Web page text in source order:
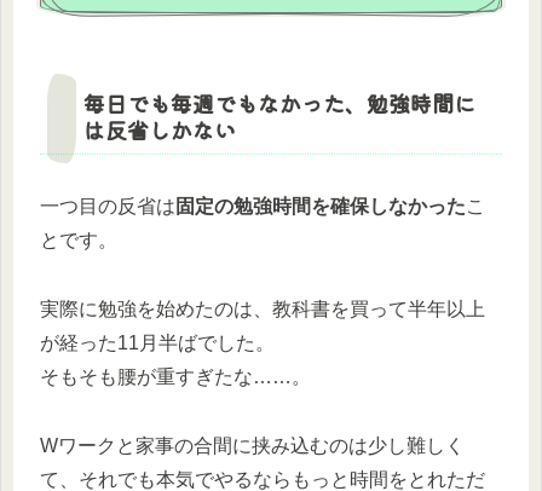
毎日でも毎週でもなかった、勉強時間に
は反省しかない
一つ目の反省は 固定の勉強時間を確保しなかったこ
とです。
実際に勉強を始めたのは、教科書を買って半年以上
が経った11月半ばでした。
そもそも腰が重すぎたな……。
Wワークと家事の合間に挟み込むのは少し難しく
て、それでも本気でやるならもっと時間をとれただ